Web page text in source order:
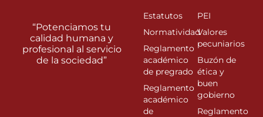
“Potenciamos tu
calidad humana y
profesional al servicio
de la sociedad”
Estatutos
Normatividad
Reglamento
académico
de pregrado
Reglamento
académico
de
PEI
Valores
pecuniarios
Buzón de
ética y
buen
gobierno
Reglamento